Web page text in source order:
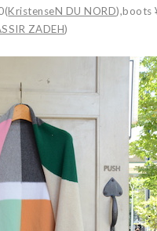
KristenseN DU NORD),boots
ZADEH)